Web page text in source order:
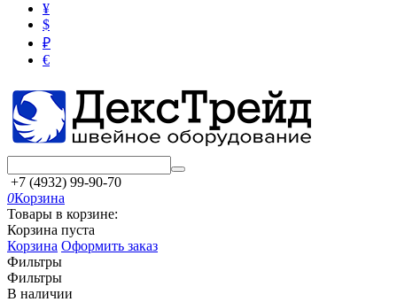
¥
$
₽
€
+7 (4932) 99-90-70
0Корзина
Товары в корзине:
Корзина пуста
Корзина Оформить заказ
Фильтры
Фильтры
В наличии